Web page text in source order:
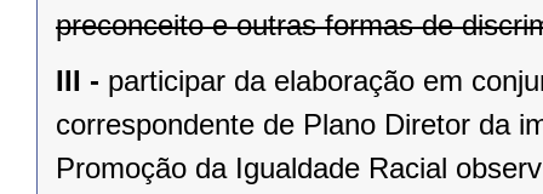
preconceito e outras formas de
III - participar da elaboração em
correspondente de Plano Diretor da
Promoção da Igualdade Racial